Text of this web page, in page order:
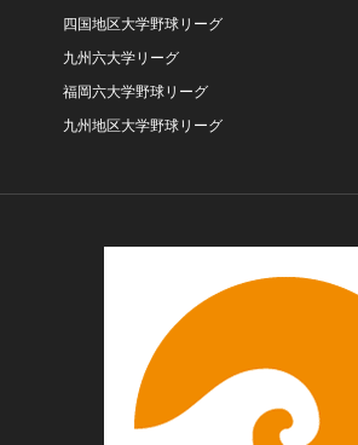
四国地区大学野球リーグ
九州六大学リーグ
福岡六大学野球リーグ
九州地区大学野球リーグ